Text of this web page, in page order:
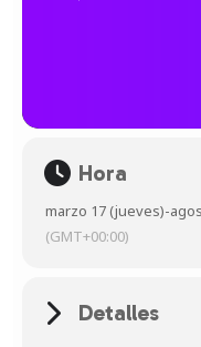
Hora
marzo 17 (jueves)-
(GMT+00:00)
Detalles